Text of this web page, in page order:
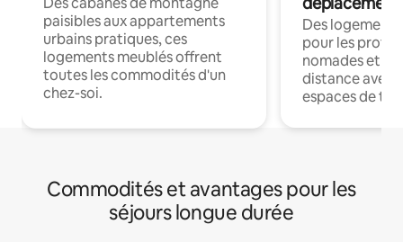
paisibles aux appartements
urbains pratiques, ces
logements meublés offrent
toutes les commodités d'un
chez-soi.
Des
pour les
nomades et
distance avec
espaces de
Commodités et avantages pour les
séjours longue durée